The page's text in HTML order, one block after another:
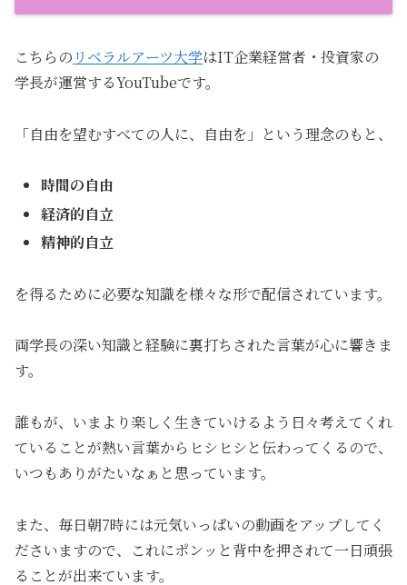
こちらの リベラルアーツ大学はIT企業経営者・投資家の
学長が運営するYouTubeです。
「自由を望むすべての人に、自由を」という理念のもと、
時間の自由
経済的自立
精神的自立
を得るために必要な知識を様々な形で配信されています。
両学長の深い知識と経験に裏打ちされた言葉が心に響きま
す。
誰もが、いまより楽しく生きていけるよう日々考えてくれ
ていることが熱い言葉からヒシヒシと伝わってくるので、
いつもありがたいなぁと思っています。
また、毎日朝7時には元気いっぱいの動画をアップしてく
ださいますので、これにポンッと背中を押されて一日頑張
ることが出来ています。